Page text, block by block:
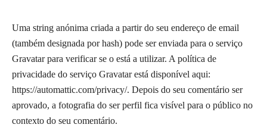
Uma string anónima criada a partir do seu endereço de email
(também designada por hash) pode ser enviada para o serviço
Gravatar para verificar se o está a utilizar. A política de
privacidade do serviço Gravatar está disponível aqui:
https://automattic.com/privacy/. Depois do seu comentário ser
aprovado, a fotografia do ser perfil fica visível para o público no
contexto do seu comentário.